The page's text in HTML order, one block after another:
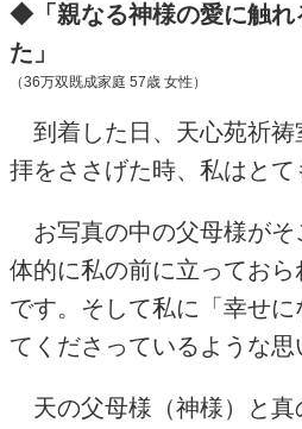
◆「親なる神様の愛に触れ
た」
（36万双既成家庭 57歳 女性）
到着した日、天心苑祈祷
拝をささげた時、私はとて
お写真の中の父母様がそ
体的に私の前に立ってお
です。そして私に「幸せ
てくださっているような思
天の父母様（神様）と真